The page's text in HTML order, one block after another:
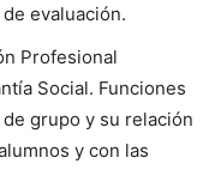
evaluación.
Profesional
Social. Funciones
grupo y su relación
y con las